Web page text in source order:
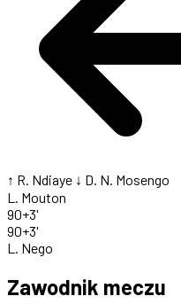
↑ R. Ndiaye ↓ D. N. Mosengo
L. Mouton
90+3'
90+3'
L. Nego
Zawodnik meczu